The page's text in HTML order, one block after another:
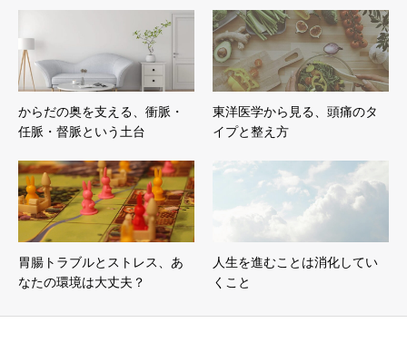
からだの奥を支える、衝脈・
任脈・督脈という土台
東洋医学から見る、頭痛のタ
イプと整え方
胃腸トラブルとストレス、あ
なたの環境は大丈夫？
人生を進むことは消化してい
くこと